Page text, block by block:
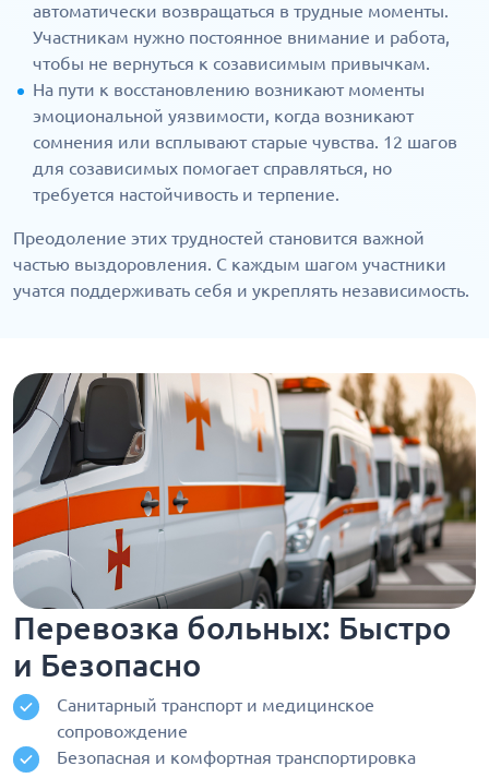
автоматически возвращаться в трудные моменты.
Участникам нужно постоянное внимание и работа,
чтобы не вернуться к созависимым привычкам.
На пути к восстановлению возникают моменты
эмоциональной уязвимости, когда возникают
сомнения или всплывают старые чувства. 12 шагов
для созависимых помогает справляться, но
требуется настойчивость и терпение.
Преодоление этих трудностей становится важной
частью выздоровления. С каждым шагом участники
учатся поддерживать себя и укреплять независимость.
Перевозка больных: Быстро
и Безопасно
Санитарный транспорт и медицинское
сопровождение
Безопасная и комфортная транспортировка